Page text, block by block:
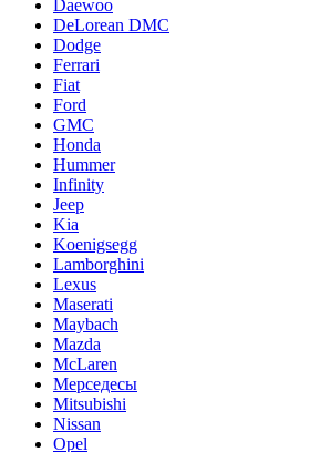
Daewoo
DeLorean DMC
Dodge
Ferrari
Fiat
Ford
GMC
Honda
Hummer
Infinity
Jeep
Kia
Koenigsegg
Lamborghini
Lexus
Maserati
Maybach
Mazda
McLaren
Мерседесы
Mitsubishi
Nissan
Opel